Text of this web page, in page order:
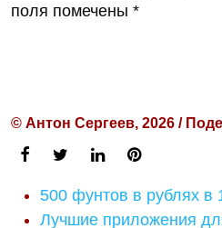
поля помечены *
© Антон Сергеев, 2026 /
500 фунтов в рублях в
Лучшие приложения